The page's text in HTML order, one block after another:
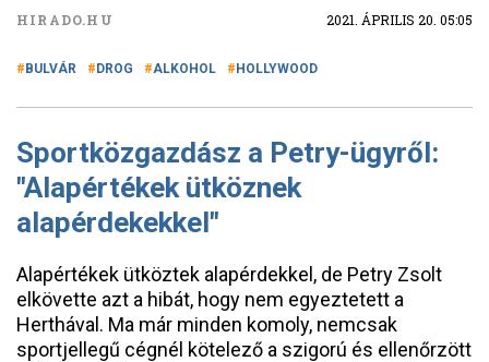
HIRADO.HU 2021. ÁPRILIS 20. 05:05
BULVÁR DROG ALKOHOL HOLLYWOOD
Sportközgazdász a Petry-ügyről:
"Alapértékek ütköznek
alapérdekekkel"
Alapértékek ütköztek alapérdekkel, de Petry Zsolt
elkövette azt a hibát, hogy nem egyeztetett a
Herthával. Ma már minden komoly, nemcsak
sportjellegű cégnél kötelező a szigorú és ellenőrzött